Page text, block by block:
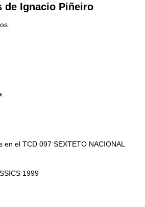
de Ignacio Piñeiro
en el TCD 097 SEXTETO NACIONAL
1999